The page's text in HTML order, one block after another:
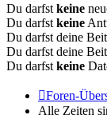
Du darfst keine
Du darfst keine
Du darfst deine
Du darfst deine
Du darfst keine
Foren-
Alle Zeiten